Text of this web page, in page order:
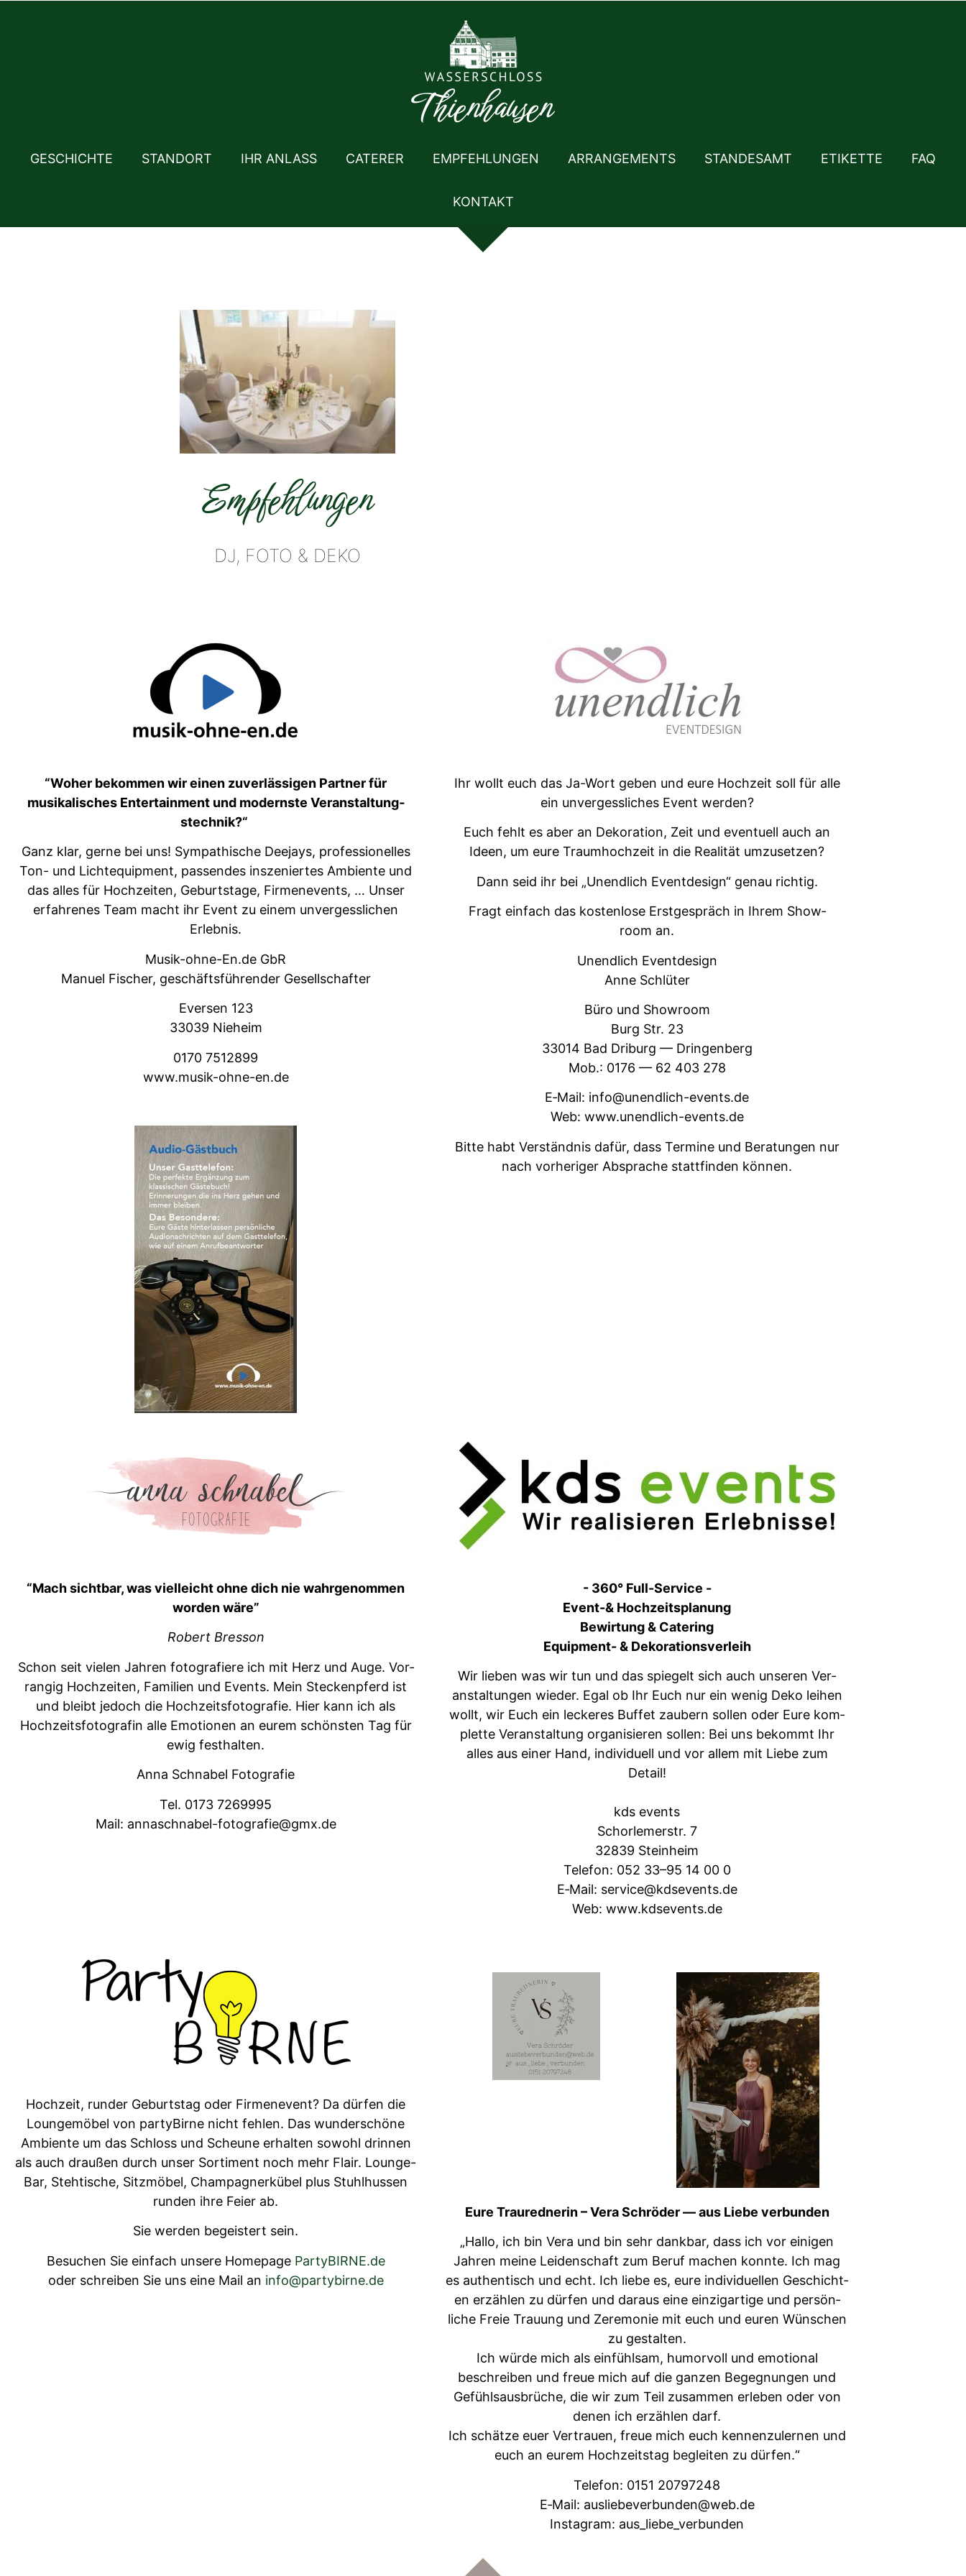
GESCHICHTE STANDORT IHR ANLASS CATERER EMPFEHLUNGEN ARRANGEMENTS STANDESAMT ETIKETTE FAQ
KONTAKT
Empfehlungen
DJ, FOTO & DEKO
“Woher bekom­men wir einen zuver­läs­si­gen Part­ner für
musikalis­ches Enter­tain­ment und mod­ern­ste Ver­anstal­tung­
stech­nik?“
Ganz klar, gerne bei uns! Sym­pa­this­che Dee­jays, pro­fes­sionelles
Ton- und Lichte­quip­ment, passendes insze­niertes Ambi­ente und
das alles für Hochzeit­en, Geburt­stage, Firmen­events, … Unser
erfahrenes Team macht ihr Event zu einem unvergesslichen
Erlebnis.
Musik-ohne-En.de GbR
Manuel Fis­ch­er, geschäfts­führen­der Gesellschafter
Eversen 123
33039 Nieheim
0170 7512899
www.musik-ohne-en.de
Ihr wollt euch das Ja-Wort geben und eure Hochzeit soll für alle
ein unvergesslich­es Event werden?
Euch fehlt es aber an Deko­ra­tion, Zeit und eventuell auch an
Ideen, um eure Traumhochzeit in die Real­ität umzusetzen?
Dann seid ihr bei „Unendlich Event­de­sign“ genau richtig.
Fragt ein­fach das kosten­lose Erst­ge­spräch in Ihrem Show­
room an.
Unendlich Event­de­sign
Anne Schlüter
Büro und Show­room
Burg Str. 23
33014 Bad Driburg — Drin­gen­berg
Mob.: 0176 — 62 403 278
E‑Mail: info@unendlich-events.de
Web: www.unendlich-events.de
Bitte habt Ver­ständ­nis dafür, dass Ter­mine und Beratun­gen nur
nach vorheriger Absprache stat­tfind­en können.
“Mach sicht­bar, was vielle­icht ohne dich nie wahrgenom­men
wor­den wäre”
Robert Bres­son
Schon seit vie­len Jahren fotografiere ich mit Herz und Auge. Vor­
rangig Hochzeit­en, Fam­i­lien und Events. Mein Steck­enpferd ist
und bleibt jedoch die Hochzeits­fo­tografie. Hier kann ich als
Hochzeits­fo­tografin alle Emo­tio­nen an eurem schön­sten Tag für
ewig festhalten.
Anna Schn­abel Fotografie
Tel. 0173 7269995
Mail: annaschnabel-fotografie@gmx.de
- 360° Full-Ser­vice -
Event-& Hochzeit­s­pla­nung
Bewirtung & Cater­ing
Equip­ment- & Dekorationsverleih
Wir lieben was wir tun und das spiegelt sich auch unseren Ver­
anstal­tun­gen wieder. Egal ob Ihr Euch nur ein wenig Deko lei­hen
wollt, wir Euch ein leck­eres Buf­fet zaubern sollen oder Eure kom­
plette Ver­anstal­tung organ­isieren sollen: Bei uns bekommt Ihr
alles aus ein­er Hand, indi­vidu­ell und vor allem mit Liebe zum
Detail!
kds events
Schor­lemer­str. 7
32839 Stein­heim
Tele­fon: 052 33–95 14 00 0
E‑Mail: service@kdsevents.de
Web: www.kdsevents.de
Hochzeit, run­der Geburt­stag oder Firmen­event? Da dür­fen die
Loungemö­bel von par­ty­Birne nicht fehlen. Das wun­der­schöne
Ambi­ente um das Schloss und Sche­une erhal­ten sowohl drin­nen
als auch draußen durch unser Sor­ti­ment noch mehr Flair. Lounge-
Bar, Ste­htis­che, Sitzmö­bel, Cham­pag­n­erkü­bel plus Stuhlhussen
run­den ihre Feier ab.
Sie wer­den begeis­tert sein.
Besuchen Sie ein­fach unsere Home­page PartyBIRNE.de
oder schreiben Sie uns eine Mail an info@partybirne.de
Eure Trau­red­ner­in – Vera Schröder — aus Liebe verbunden
„Hal­lo, ich bin Vera und bin sehr dankbar, dass ich vor eini­gen
Jahren meine Lei­den­schaft zum Beruf machen kon­nte. Ich mag
es authen­tisch und echt. Ich liebe es, eure indi­vidu­ellen Geschicht­
en erzählen zu dür­fen und daraus eine einzi­gar­tige und per­sön­
liche Freie Trau­ung und Zer­e­monie mit euch und euren Wün­schen
zu gestal­ten.
Ich würde mich als ein­fühlsam, humor­voll und emo­tion­al
beschreiben und freue mich auf die ganzen Begeg­nun­gen und
Gefühlsaus­brüche, die wir zum Teil zusam­men erleben oder von
denen ich erzählen darf.
Ich schätze euer Ver­trauen, freue mich euch ken­nen­zuler­nen und
euch an eurem Hochzeit­stag begleit­en zu dürfen.“
Tele­fon: 0151 20797248
E‑Mail: ausliebeverbunden@web.de
Insta­gram: aus_liebe_verbunden